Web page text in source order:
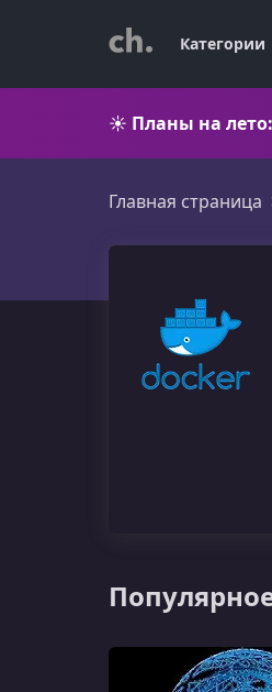
Категории
☀️ Планы на лето:
Главная страница